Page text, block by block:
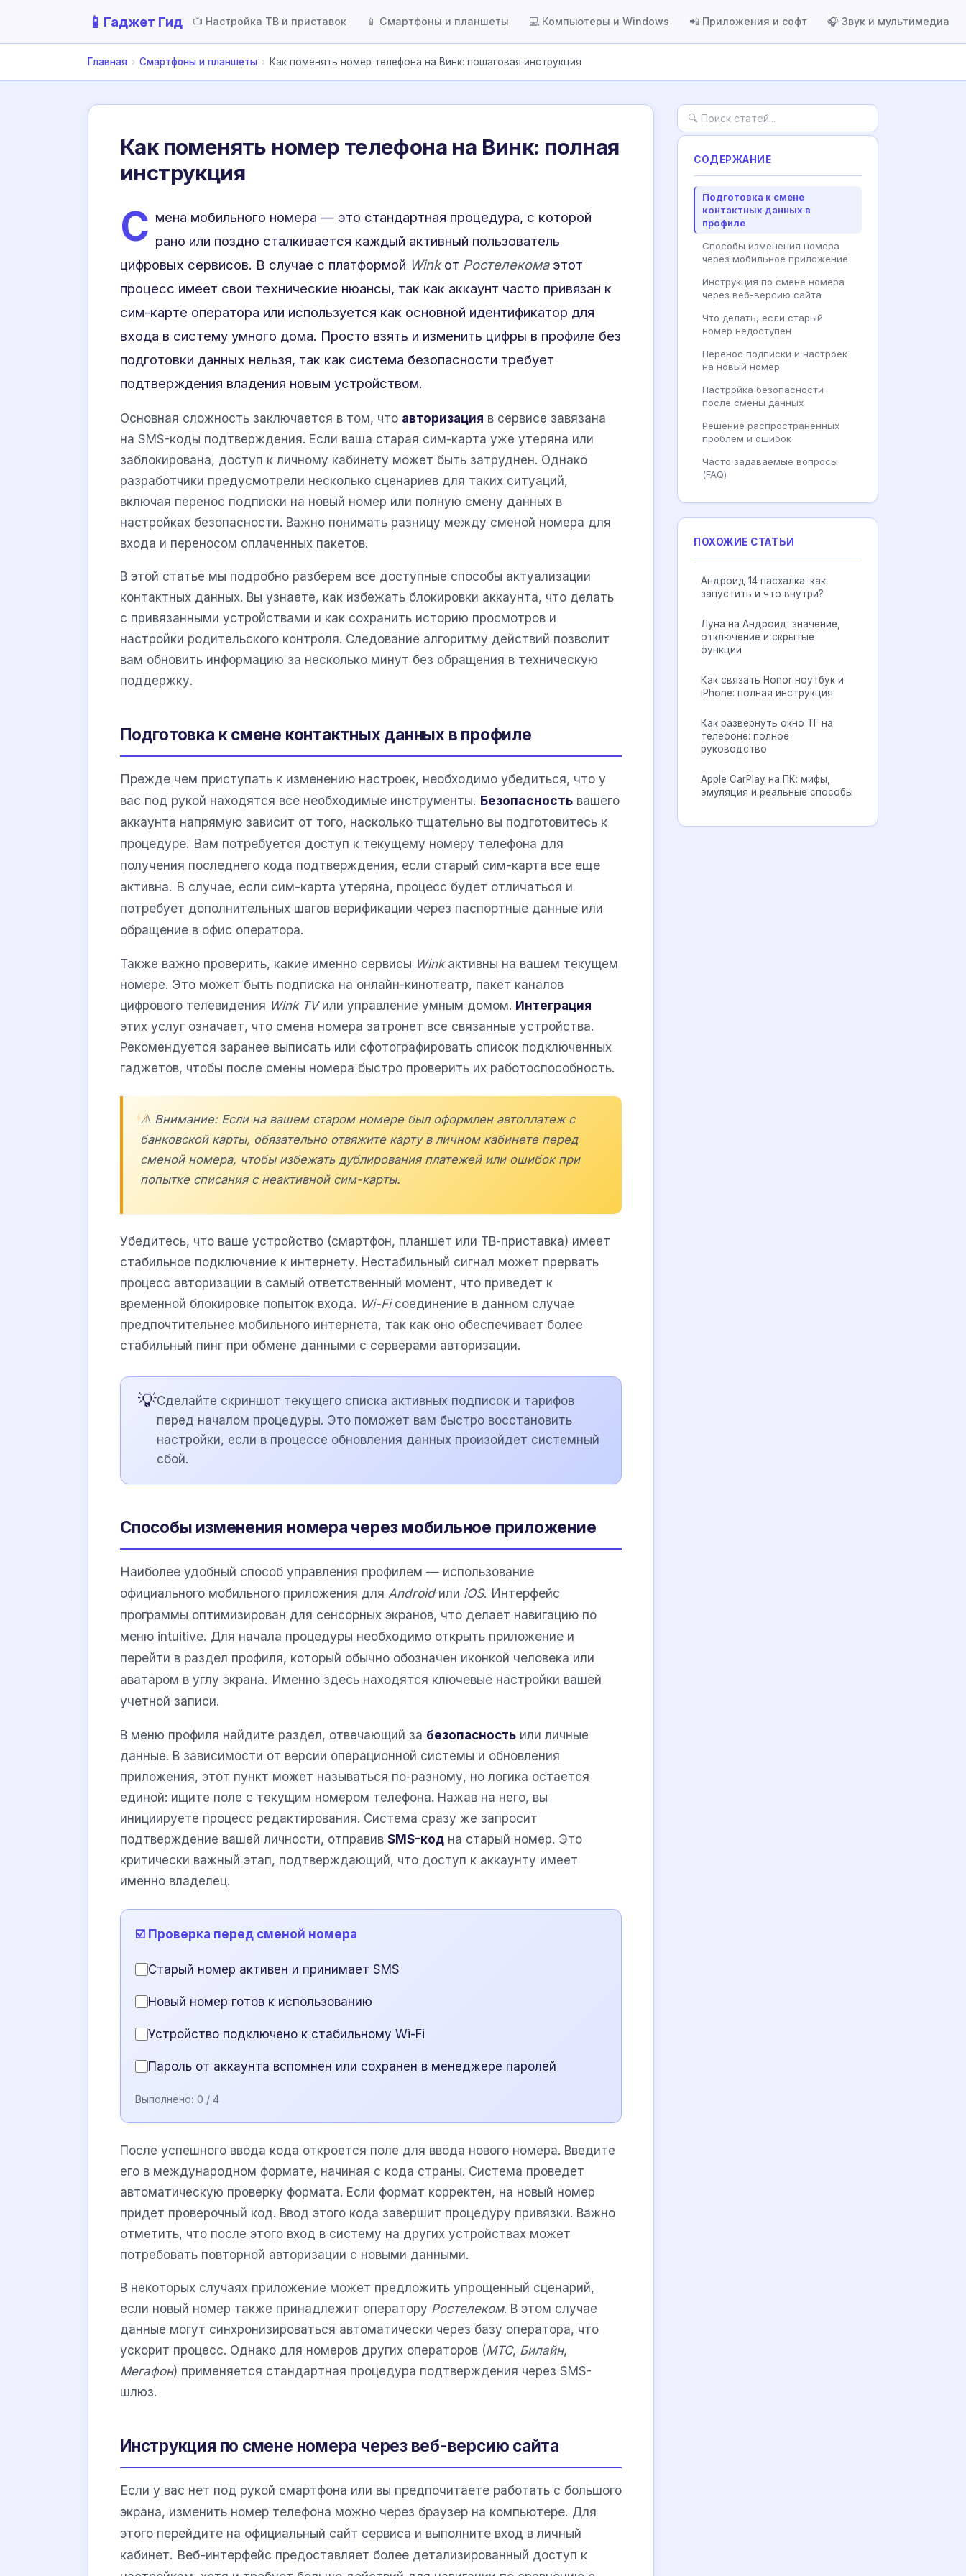
📱 Гаджет Гид 📺 Настройка ТВ и приставок 📱 Смартфоны и планшеты 💻 Компьютеры и Windows 📲 Приложения и софт 🎧 Звук и мультимедиа
Главная › Смартфоны и планшеты › Как поменять номер телефона на Винк: пошаговая инструкция
Как поменять номер телефона на Винк: полная
инструкция
С мена мобильного номера — это стандартная процедура, с которой
рано или поздно сталкивается каждый активный пользователь
цифровых сервисов. В случае с платформой Winkот Ростелекомаэтот
процесс имеет свои технические нюансы, так как аккаунт часто привязан к
сим-карте оператора или используется как основной идентификатор для
входа в систему умного дома. Просто взять и изменить цифры в профиле без
подготовки данных нельзя, так как система безопасности требует
подтверждения владения новым устройством.
Основная сложность заключается в том, что авторизация в сервисе завязана
на SMS-коды подтверждения. Если ваша старая сим-карта уже утеряна или
заблокирована, доступ к личному кабинету может быть затруднен. Однако
разработчики предусмотрели несколько сценариев для таких ситуаций,
включая перенос подписки на новый номер или полную смену данных в
настройках безопасности. Важно понимать разницу между сменой номера для
входа и переносом оплаченных пакетов.
В этой статье мы подробно разберем все доступные способы актуализации
контактных данных. Вы узнаете, как избежать блокировки аккаунта, что делать
с привязанными устройствами и как сохранить историю просмотров и
настройки родительского контроля. Следование алгоритму действий позволит
вам обновить информацию за несколько минут без обращения в техническую
поддержку.
Подготовка к смене контактных данных в профиле
Прежде чем приступать к изменению настроек, необходимо убедиться, что у
вас под рукой находятся все необходимые инструменты. Безопасность вашего
аккаунта напрямую зависит от того, насколько тщательно вы подготовитесь к
процедуре. Вам потребуется доступ к текущему номеру телефона для
получения последнего кода подтверждения, если старый сим-карта все еще
активна. В случае, если сим-карта утеряна, процесс будет отличаться и
потребует дополнительных шагов верификации через паспортные данные или
обращение в офис оператора.
Также важно проверить, какие именно сервисы Winkактивны на вашем текущем
номере. Это может быть подписка на онлайн-кинотеатр, пакет каналов
цифрового телевидения Wink TVили управление умным домом. Интеграция
этих услуг означает, что смена номера затронет все связанные устройства.
Рекомендуется заранее выписать или сфотографировать список подключенных
гаджетов, чтобы после смены номера быстро проверить их работоспособность.
⚠️ Внимание: Если на вашем старом номере был оформлен автоплатеж с
банковской карты, обязательно отвяжите карту в личном кабинете перед
сменой номера, чтобы избежать дублирования платежей или ошибок при
попытке списания с неактивной сим-карты.
Убедитесь, что ваше устройство (смартфон, планшет или ТВ-приставка) имеет
стабильное подключение к интернету. Нестабильный сигнал может прервать
процесс авторизации в самый ответственный момент, что приведет к
временной блокировке попыток входа. Wi-Fiсоединение в данном случае
предпочтительнее мобильного интернета, так как оно обеспечивает более
стабильный пинг при обмене данными с серверами авторизации.
💡Сделайте скриншот текущего списка активных подписок и тарифов
перед началом процедуры. Это поможет вам быстро восстановить
настройки, если в процессе обновления данных произойдет системный
сбой.
Способы изменения номера через мобильное приложение
Наиболее удобный способ управления профилем — использование
официального мобильного приложения для Androidили iOS. Интерфейс
программы оптимизирован для сенсорных экранов, что делает навигацию по
меню intuitive. Для начала процедуры необходимо открыть приложение и
перейти в раздел профиля, который обычно обозначен иконкой человека или
аватаром в углу экрана. Именно здесь находятся ключевые настройки вашей
учетной записи.
В меню профиля найдите раздел, отвечающий за безопасность или личные
данные. В зависимости от версии операционной системы и обновления
приложения, этот пункт может называться по-разному, но логика остается
единой: ищите поле с текущим номером телефона. Нажав на него, вы
инициируете процесс редактирования. Система сразу же запросит
подтверждение вашей личности, отправив SMS-код на старый номер. Это
критически важный этап, подтверждающий, что доступ к аккаунту имеет
именно владелец.
☑️ Проверка перед сменой номера
Старый номер активен и принимает SMS
Новый номер готов к использованию
Устройство подключено к стабильному Wi-Fi
Пароль от аккаунта вспомнен или сохранен в менеджере паролей
Выполнено: 0 / 4
После успешного ввода кода откроется поле для ввода нового номера. Введите
его в международном формате, начиная с кода страны. Система проведет
автоматическую проверку формата. Если формат корректен, на новый номер
придет проверочный код. Ввод этого кода завершит процедуру привязки. Важно
отметить, что после этого вход в систему на других устройствах может
потребовать повторной авторизации с новыми данными.
В некоторых случаях приложение может предложить упрощенный сценарий,
если новый номер также принадлежит оператору Ростелеком. В этом случае
данные могут синхронизироваться автоматически через базу оператора, что
ускорит процесс. Однако для номеров других операторов (МТС, Билайн,
Мегафон) применяется стандартная процедура подтверждения через SMS-
шлюз.
Инструкция по смене номера через веб-версию сайта
Если у вас нет под рукой смартфона или вы предпочитаете работать с большого
экрана, изменить номер телефона можно через браузер на компьютере. Для
этого перейдите на официальный сайт сервиса и выполните вход в личный
кабинет. Веб-интерфейс предоставляет более детализированный доступ к
СОДЕРЖАНИЕ
Подготовка к смене
контактных данных в
профиле
Способы изменения номера
через мобильное приложение
Инструкция по смене номера
через веб-версию сайта
Что делать, если старый
номер недоступен
Перенос подписки и настроек
на новый номер
Настройка безопасности
после смены данных
Решение распространенных
проблем и ошибок
Часто задаваемые вопросы
(FAQ)
ПОХОЖИЕ СТАТЬИ
Андроид 14 пасхалка: как
запустить и что внутри?
Луна на Андроид: значение,
отключение и скрытые
функции
Как связать Honor ноутбук и
iPhone: полная инструкция
Как развернуть окно ТГ на
телефоне: полное
руководство
Apple CarPlay на ПК: мифы,
эмуляция и реальные способы